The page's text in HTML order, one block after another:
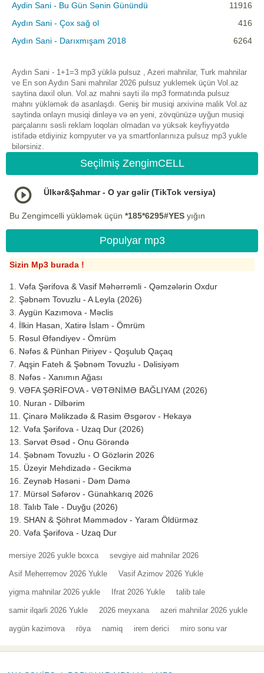
Aydin Sani - Bu Gün Sənin Günündü
11916
Aydın Sani - Çox sağ ol
416
Aydın Sani - Darıxmışam 2018
6264
Aydın Sani - 1+1=3 mp3 yüklə pulsuz , Azeri mahnilar, Turk mahnilar
ve En son Aydın Sani mahnilar 2026 pulsuz yuklemek üçün Vol.az
saytina daxil olun. Vol.az mahni sayti ilə mp3 formatında pulsuz
mahnı yükləmək də asanlaşdı. Geniş bir musiqi arxivinə malik Vol.az
saytinda onlayn musiqi dinləyə və ən yeni, zövqünüzə uyğun musiqi
parçalarını səsli reklam loqoları olmadan və yüksək keyfiyyətdə
istifadə etdiyiniz kompyuter və ya smartfonlarınıza pulsuz mp3 yukle
bilərsiniz.
Seçilmiş ZengimCELL
Ülkər&Şahmar - O yar gəlir (TikTok versiya)
Bu Zengimcelli yükləmək üçün *185*6295#YES yığın
Populyar mp3
Sizin Mp3 burada !
Vəfa Şərifova & Vasif Məhərrəmli - Qəmzələrin Oxdur
Şəbnəm Tovuzlu - A Leyla (2026)
Aygün Kazımova - Məclis
İlkin Hasan, Xatirə İslam - Ömrüm
Rəsul Əfəndiyev - Ömrüm
Nəfəs & Pünhan Piriyev - Qoşulub Qaçaq
Aqşin Fateh & Şəbnəm Tovuzlu - Dəlisiyəm
Nəfəs - Xanımın Ağası
VƏFA ŞƏRİFOVA - VƏTƏNİMƏ BAĞLIYAM (2026)
Nuran - Dilbərim
Çinarə Məlikzadə & Rasim Əsgərov - Hekayə
Vəfa Şərifova - Uzaq Dur (2026)
Sərvət Əsəd - Onu Görəndə
Şəbnəm Tovuzlu - O Gözlərin 2026
Üzeyir Mehdizadə - Gecikmə
Zeynəb Həsəni - Dəm Dəmə
Mürsəl Səfərov - Günahkarıq 2026
Talıb Tale - Duyğu (2026)
SHAN & Şöhrət Məmmədov - Yaram Öldürməz
Vəfa Şərifova - Uzaq Dur
mersiye 2026 yukle boxca sevgiye aid mahnilar 2026
Asif Meherremov 2026 Yukle Vasif Azimov 2026 Yukle
yigma mahnilar 2026 yukle Ifrat 2026 Yukle talib tale
samir ilqarli 2026 Yukle 2026 meyxana azeri mahnilar 2026 yukle
aygün kazimova röya namiq irem derici miro sonu var